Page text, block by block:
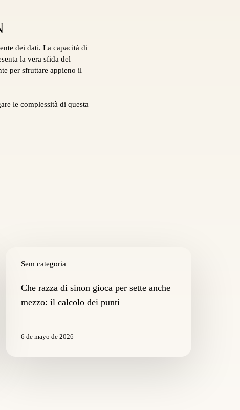
dei dati. La capacità di
la vera sfida del
per sfruttare appieno il
le complessità di questa
Sem categoria
razza
sinonChe razza di sinon gioca per sette anche
mezzo: il calcolo dei punti
6 de mayo de 2026